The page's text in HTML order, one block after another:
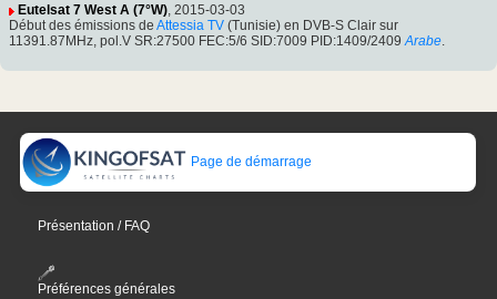
Eutelsat 7 West A (7°W), 2015-03-03
Début des émissions de Attessia TV (Tunisie) en DVB-S Clair sur
11391.87MHz, pol.V SR:27500 FEC:5/6 SID:7009 PID:1409/2409 Arabe.
Page de démarrage
Présentation / FAQ
Préférences générales